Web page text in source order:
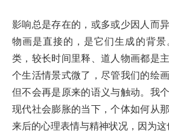
影响总是存在的，或多或少因人而
物画是直接的，是它们生成的背
类，较长时间里释、道人物画都是
个生活情景式微了，尽管我们的绘
但不会再是原来的语义与触动。我
现代社会膨胀的当下，个体如何从
来后的心理表情与精神状况，因为这